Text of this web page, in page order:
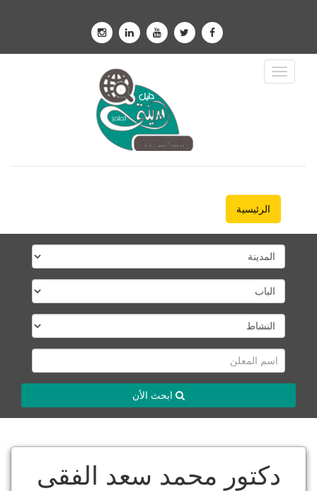
Toggle
Navigation
الرئيسية
ابحث الأن
دكتور محمد سعد الفقى